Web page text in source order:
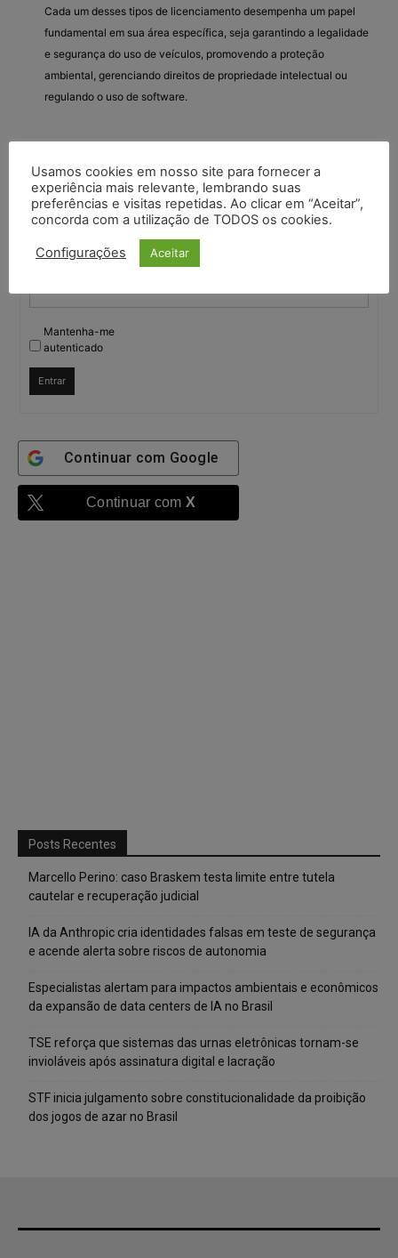
Cada um desses tipos de licenciamento desempenha um papel
fundamental em sua área específica, seja garantindo a legalidade
e segurança do uso de veículos, promovendo a proteção
ambiental, gerenciando direitos de propriedade intelectual ou
regulando o uso de software.
Você deve fazer login para responder a este tópico.
Nome de usuário:
Mantenha-me
autenticado
Entrar
Continuar com Google
Continuar com X
Posts Recentes
Marcello Perino: caso Braskem testa limite entre tutela
cautelar e recuperação judicial
IA da Anthropic cria identidades falsas em teste de segurança
e acende alerta sobre riscos de autonomia
Especialistas alertam para impactos ambientais e econômicos
da expansão de data centers de IA no Brasil
TSE reforça que sistemas das urnas eletrônicas tornam-se
invioláveis após assinatura digital e lacração
STF inicia julgamento sobre constitucionalidade da proibição
dos jogos de azar no Brasil
Usamos cookies em nosso site para fornecer a
experiência mais relevante, lembrando suas
preferências e visitas repetidas. Ao clicar em “Aceitar”,
concorda com a utilização de TODOS os cookies.
Configurações Aceitar